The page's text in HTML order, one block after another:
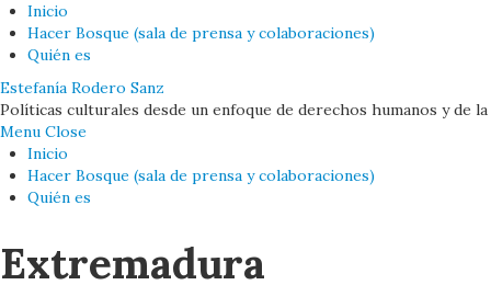
Inicio
Hacer Bosque (sala de prensa y colaboraciones)
Quién es
Estefanía Rodero Sanz
Políticas culturales desde un enfoque de derechos humanos y de
Menu Close
Inicio
Hacer Bosque (sala de prensa y colaboraciones)
Quién es
Extremadura